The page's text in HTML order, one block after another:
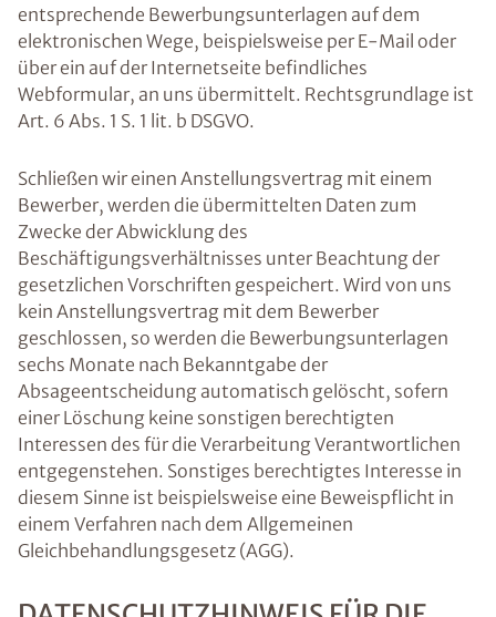
entsprechende Bewerbungsunterlagen auf dem
elektronischen Wege, beispielsweise per E-Mail oder
über ein auf der Internetseite befindliches
Webformular, an uns übermittelt. Rechtsgrundlage ist
Art. 6 Abs. 1 S. 1 lit. b DSGVO.
Schließen wir einen Anstellungsvertrag mit einem
Bewerber, werden die übermittelten Daten zum
Zwecke der Abwicklung des
Beschäftigungsverhältnisses unter Beachtung der
gesetzlichen Vorschriften gespeichert. Wird von uns
kein Anstellungsvertrag mit dem Bewerber
geschlossen, so werden die Bewerbungsunterlagen
sechs Monate nach Bekanntgabe der
Absageentscheidung automatisch gelöscht, sofern
einer Löschung keine sonstigen berechtigten
Interessen des für die Verarbeitung Verantwortlichen
entgegenstehen. Sonstiges berechtigtes Interesse in
diesem Sinne ist beispielsweise eine Beweispflicht in
einem Verfahren nach dem Allgemeinen
Gleichbehandlungsgesetz (AGG).